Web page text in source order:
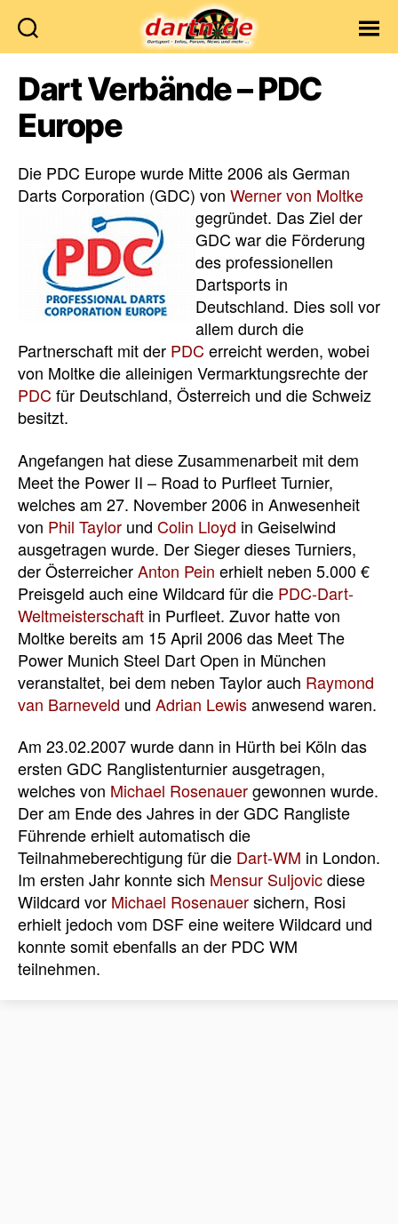
Dart Verbände – PDC
Europe
Die PDC Europe wurde Mitte 2006 als German
Darts Corporation (GDC) von Werner von Moltke
gegründet. Das Ziel der
GDC war die Förderung
des professionellen
Dartsports in
Deutschland. Dies soll vor
allem durch die
Partnerschaft mit der PDC erreicht werden, wobei
von Moltke die alleinigen Vermarktungsrechte der
PDC für Deutschland, Österreich und die Schweiz
besitzt.
Angefangen hat diese Zusammenarbeit mit dem
Meet the Power II – Road to Purfleet Turnier,
welches am 27. November 2006 in Anwesenheit
von Phil Taylor und Colin Lloyd in Geiselwind
ausgetragen wurde. Der Sieger dieses Turniers,
der ÖsterreicherAnton Pein erhielt neben 5.000 €
Preisgeld auch eine Wildcard für die PDC-Dart-
Weltmeisterschaft in Purfleet. Zuvor hatte von
Moltke bereits am 15 April 2006 das Meet The
Power Munich Steel Dart Open in München
veranstaltet, bei dem neben Taylor auch Raymond
van Barneveld und Adrian Lewisanwesend waren.
Am 23.02.2007 wurde dann in Hürth bei Köln das
ersten GDC Ranglistenturnier ausgetragen,
welches von Michael Rosenauergewonnen wurde.
Der am Ende des Jahres in der GDC Rangliste
Führende erhielt automatisch die
Teilnahmeberechtigung für die Dart-WM in London.
Im ersten Jahr konnte sich Mensur Suljovicdiese
Wildcard vor Michael Rosenauersichern, Rosi
erhielt jedoch vom DSF eine weitere Wildcard und
konnte somit ebenfalls an der PDC WM
teilnehmen.